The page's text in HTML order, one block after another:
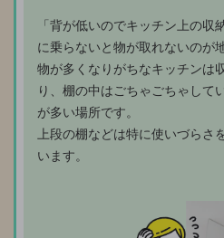
「背が低いのでキッチン上の
に乗らないと物が取れないのが
物が多くなりがちなキッチンは
り、棚の中はごちゃごちゃして
が多い場所です。
上段の棚などは特に使いづらさ
います。